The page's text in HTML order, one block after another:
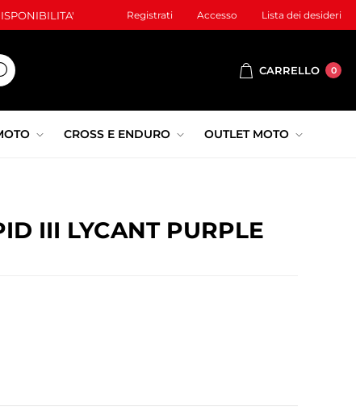
Registrati Accesso Lista dei desideri
CARRELLO 0
CROSS E ENDURO OUTLET MOTO
III LYCANT PURPLE